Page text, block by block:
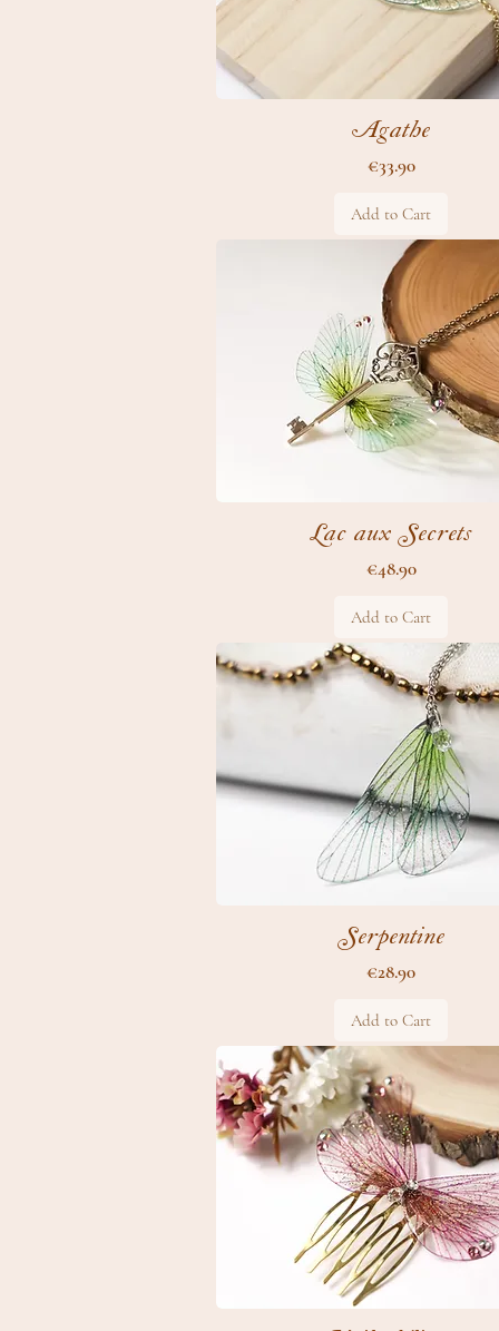
Agathe
Price
€33.90
Add to Cart
Lac aux Secrets
Price
€48.90
Add to Cart
Serpentine
Price
€28.90
Add to Cart